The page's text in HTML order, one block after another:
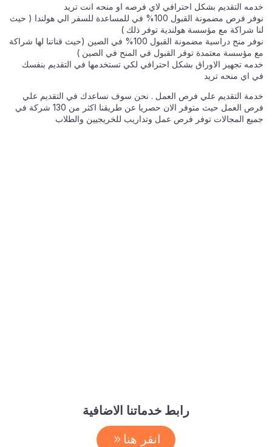
خدمه التقديم بشكل احترافي لاي فرصه او منحه انت تريد
نوفر فرص مضمونة القبول 100% في للمساعدة للسفر الي هولندا ( حيث
لنا شراكة مع مؤسسة هولندية توفر ذلك )
نوفر منح دراسية مضمونة القبول 100% في الصين (حيث قناتنا لها شراكة
مع مؤسسة معتمدة توفر القبول في المنح في الصين )
خدمه تجهيز الاوراق بشكل احترافي لكي تستخدمها في التقديم بنفسك
في اي منحه تريد
خدمة التقديم علي فرص العمل . نحن سوف نساعدك في التقديم علي
فرص العمل حيث متوفر الان حصريا عن طريقنا اكثر من 130 شركة في
جميع المجالات توفر فرص عمل وتداريب للخريجيين والطلاب
رابط خدماتنا الاضافية
انقر هنا